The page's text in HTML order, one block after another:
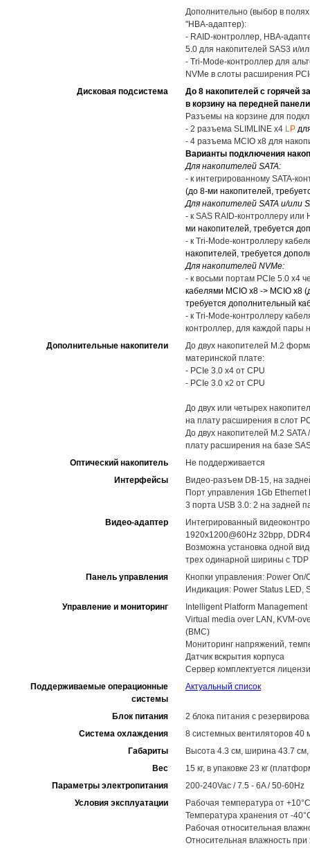
Дополнительно (выбор в
"HBA-адаптер):
- RAID-контроллер, HBA-
5.0 для накопителей SAS3 и/
- Tri-Mode-контроллер для
NVMe в слоты расширения
Дисковая подсистема
До 8 накопителей с горячей
в корзину на передней
Разъемы на корзине для
- 2 разъема SLIMLINE x4 LP
- 4 разъема MCIO x8 для
Варианты подключения
Для накопителей SATA:
- к интегрированному SATA-
(до 8-ми накопителей,
Для накопителей SATA и/или
- к SAS RAID-контроллеру
ми накопителей, требуется
- к Tri-Mode-контроллеру
накопителей, требуется
Для накопителей NVMe:
- к восьми портам PCIе 5.0 x4
кабелями MCIO x8 -> MCIO x8
требуется дополнительный
- к Tri-Mode-контроллеру
контроллер, для каждой пары
Дополнительные накопители
До двух накопителей M.2
материнской плате:
- PCIe 3.0 x4 от CPU
- PCIe 3.0 x2 от CPU
До двух или четырех
на плату расширения в слот
До двух накопителей M.2
плату расширения на базе
Оптический накопитель
Не поддерживается
Интерфейсы
Видео-разъем DB-15, на
Порт управления 1Gb
3 порта USB 3.0: 2 на задней
Видео-адаптер
Интегрированный
1920x1200@60Hz 32bpp,
Возможна установка одной
трех одинарной ширины с TDP
Панель управления
Кнопки управления: Power On/
Индикация: Power Status LED,
Управление и мониторинг
Intelligent Platform Management
Virtual media over LAN, KVM-
(BMC)
Мониторинг напряжений,
Датчик вскрытия корпуса
Сервер комплектуется
Поддерживаемые операционные
системы
Актуальный список
Блок питания
2 блока питания с
Система охлаждения
8 системных вентиляторов 40
Габариты
Высота 4.3 см, ширина 43.7 см,
Вес
15 кг, в упаковке 23 кг
Параметры электропитания
200-240Vac / 7.5 - 6A / 50-60Hz
Условия эксплуатации
Рабочая температура от
Температура хранения от -
Рабочая относительная
Относительная влажность